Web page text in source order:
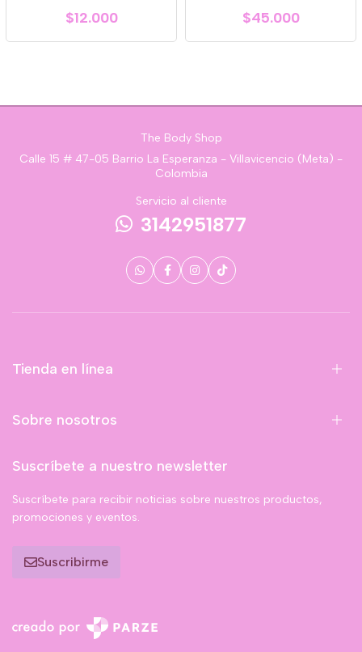
$12.000 $45.000
The Body Shop
Calle 15 # 47-05 Barrio La Esperanza - Villavicencio (Meta) -
Colombia
Servicio al cliente
3142951877
Tienda en línea
Sobre nosotros
Suscríbete a nuestro newsletter
Suscríbete para recibir noticias sobre nuestros productos,
promociones y eventos.
Suscribirme